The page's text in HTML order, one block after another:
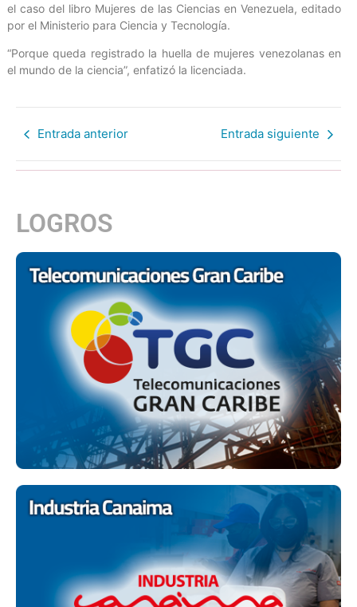
el caso del libro Mujeres de las Ciencias en Venezuela, editado
por el Ministerio para Ciencia y Tecnología.
“Porque queda registrado la huella de mujeres venezolanas en
el mundo de la ciencia”, enfatizó la licenciada.
Entrada anterior Entrada siguiente
LOGROS